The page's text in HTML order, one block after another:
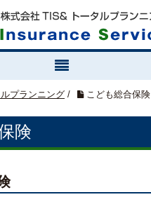
プランニング / こども総合保険
険